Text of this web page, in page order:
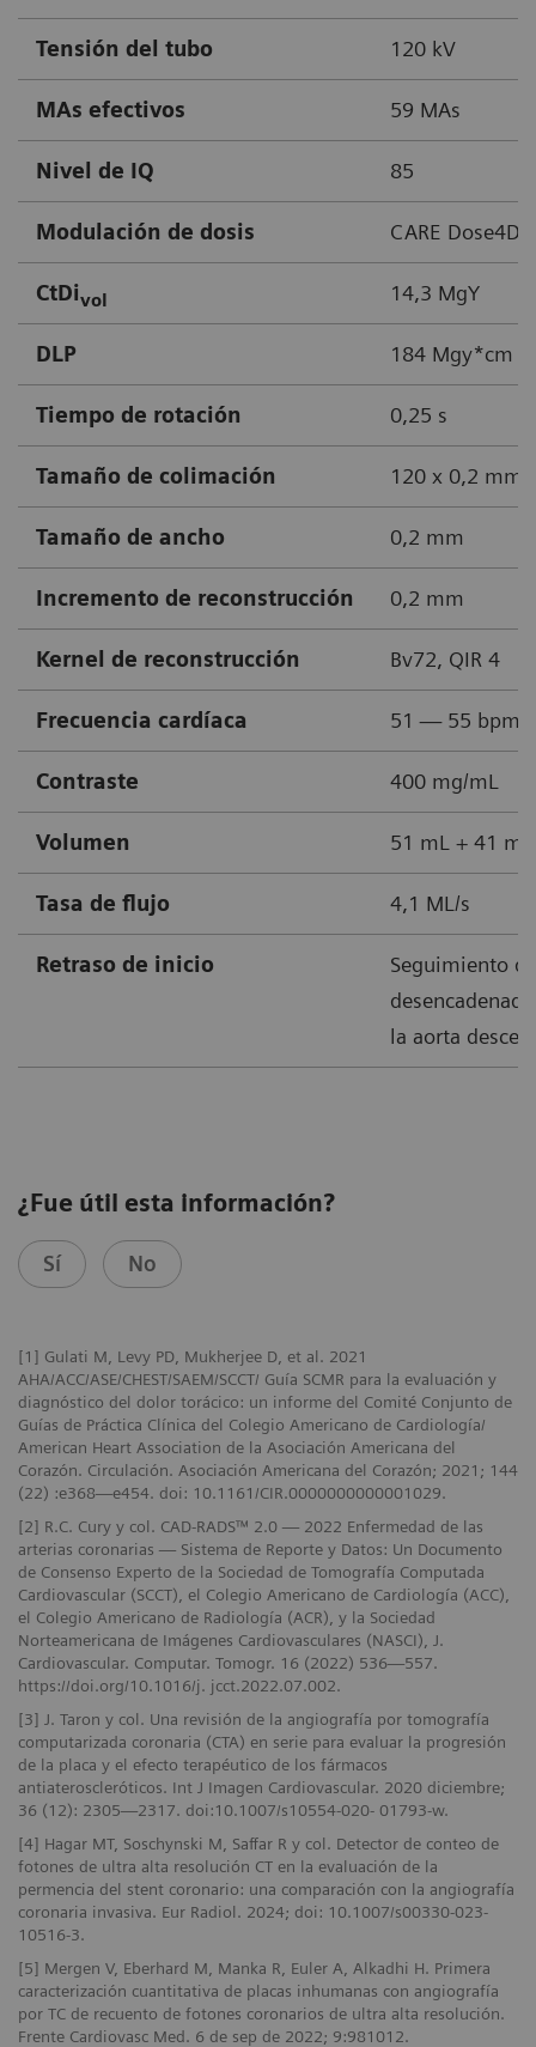
Tensión del tubo 120 kV
MAs efectivos 59 MAs
Nivel de IQ 85
Modulación de dosis CARE Dose4D
CtDivol 14,3 MgY
DLP 184 Mgy*cm
Tiempo de rotación 0,25 s
Tamaño de colimación 120 x 0,2 mm
Tamaño de ancho 0,2 mm
Incremento de reconstrucción 0,2 mm
Kernel de reconstrucción Bv72, QIR 4
Frecuencia cardíaca 51 — 55 bpm
Contraste 400 mg/mL
Volumen 51 mL + 41
Tasa de flujo 4,1 ML/s
Retraso de inicio
Seguimiento
la aorta
¿Fue útil esta información?
Sí No
[1] Gulati M, Levy PD, Mukherjee D, et al. 2021
AHA/ACC/ASE/CHEST/SAEM/SCCT/ Guía SCMR para la evaluación y
diagnóstico del dolor torácico: un informe del Comité Conjunto de
Guías de Práctica Clínica del Colegio Americano de Cardiología/
American Heart Association de la Asociación Americana del
Corazón. Circulación. Asociación Americana del Corazón; 2021; 144
(22) :e368—e454. doi: 10.1161/CIR.0000000000001029.
[2] R.C. Cury y col. CAD-RADS™ 2.0 — 2022 Enfermedad de las
arterias coronarias — Sistema de Reporte y Datos: Un Documento
de Consenso Experto de la Sociedad de Tomografía Computada
Cardiovascular (SCCT), el Colegio Americano de Cardiología (ACC),
el Colegio Americano de Radiología (ACR), y la Sociedad
Norteamericana de Imágenes Cardiovasculares (NASCI), J.
Cardiovascular. Computar. Tomogr. 16 (2022) 536—557.
https://doi.org/10.1016/j. jcct.2022.07.002.
[3] J. Taron y col. Una revisión de la angiografía por tomografía
computarizada coronaria (CTA) en serie para evaluar la progresión
de la placa y el efecto terapéutico de los fármacos
antiateroscleróticos. Int J Imagen Cardiovascular. 2020 diciembre;
36 (12): 2305—2317. doi:10.1007/s10554-020- 01793-w.
[4] Hagar MT, Soschynski M, Saffar R y col. Detector de conteo de
fotones de ultra alta resolución CT en la evaluación de la
permencia del stent coronario: una comparación con la angiografía
coronaria invasiva. Eur Radiol. 2024; doi: 10.1007/s00330-023-
10516-3.
[5] Mergen V, Eberhard M, Manka R, Euler A, Alkadhi H. Primera
caracterización cuantitativa de placas inhumanas con angiografía
por TC de recuento de fotones coronarios de ultra alta resolución.
Frente Cardiovasc Med. 6 de sep de 2022; 9:981012.